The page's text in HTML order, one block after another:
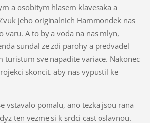
a osobitym hlasem klavesaka a
jeho originalnich Hammondek nas
varu. A to byla voda na nas mlyn,
sundal ze zdi parohy a predvadel
turistum sve napadite variace. Nakonec
skoncit, aby nas vypustil ke
vstavalo pomalu, ano tezka jsou rana
ten vezme si k srdci cast oslavnou.